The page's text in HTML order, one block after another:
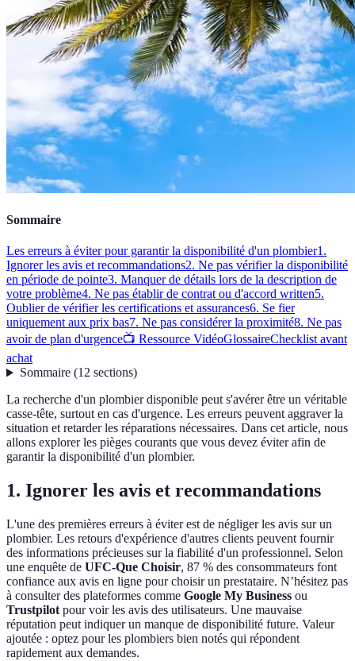
Sommaire
Les erreurs à éviter pour garantir la disponibilité d'un plombier1.
Ignorer les avis et recommandations2. Ne pas vérifier la disponibilité
en période de pointe3. Manquer de détails lors de la description de
votre problème4. Ne pas établir de contrat ou d'accord written5.
Oublier de vérifier les certifications et assurances6. Se fier
uniquement aux prix bas7. Ne pas considérer la proximité8. Ne pas
avoir de plan d'urgence📺 Ressource VidéoGlossaireChecklist avant
achat
Sommaire(12 sections)
La recherche d'un plombier disponible peut s'avérer être un véritable
casse-tête, surtout en cas d'urgence. Les erreurs peuvent aggraver la
situation et retarder les réparations nécessaires. Dans cet article, nous
allons explorer les pièges courants que vous devez éviter afin de
garantir la disponibilité d'un plombier.
1. Ignorer les avis et recommandations
L'une des premières erreurs à éviter est de négliger les avis sur un
plombier. Les retours d'expérience d'autres clients peuvent fournir
des informations précieuses sur la fiabilité d'un professionnel. Selon
une enquête de UFC-Que Choisir, 87 % des consommateurs font
confiance aux avis en ligne pour choisir un prestataire. N’hésitez pas
à consulter des plateformes comme Google My Business ou
Trustpilot pour voir les avis des utilisateurs. Une mauvaise
réputation peut indiquer un manque de disponibilité future. Valeur
ajoutée : optez pour les plombiers bien notés qui répondent
rapidement aux demandes.